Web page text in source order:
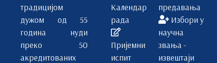
традицијом
дужом од 55
година нуди
преко 50
акредитованих
Календар
рада
Пријемни
испит
предавања
Избори у
научна
звања -
извештаји